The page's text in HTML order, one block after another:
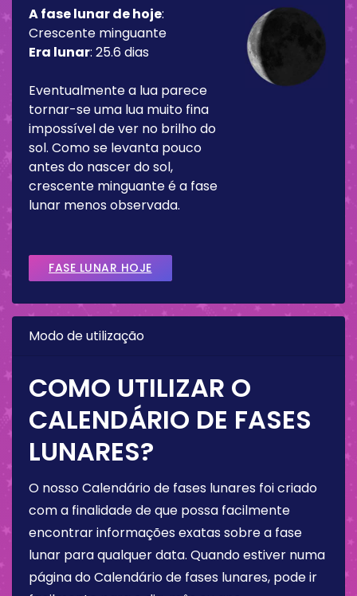
A fase lunar de hoje:
Crescente minguante
Era lunar: 25.6 dias
Eventualmente a lua parece
tornar-se uma lua muito fina
impossível de ver no brilho do
sol. Como se levanta pouco
antes do nascer do sol,
crescente minguante é a fase
lunar menos observada.
FASE LUNAR HOJE
Modo de utilização
COMO UTILIZAR O
CALENDÁRIO DE FASES
LUNARES?
O nosso Calendário de fases lunares foi criado
com a finalidade de que possa facilmente
encontrar informações exatas sobre a fase
lunar para qualquer data. Quando estiver numa
página do Calendário de fases lunares, pode ir